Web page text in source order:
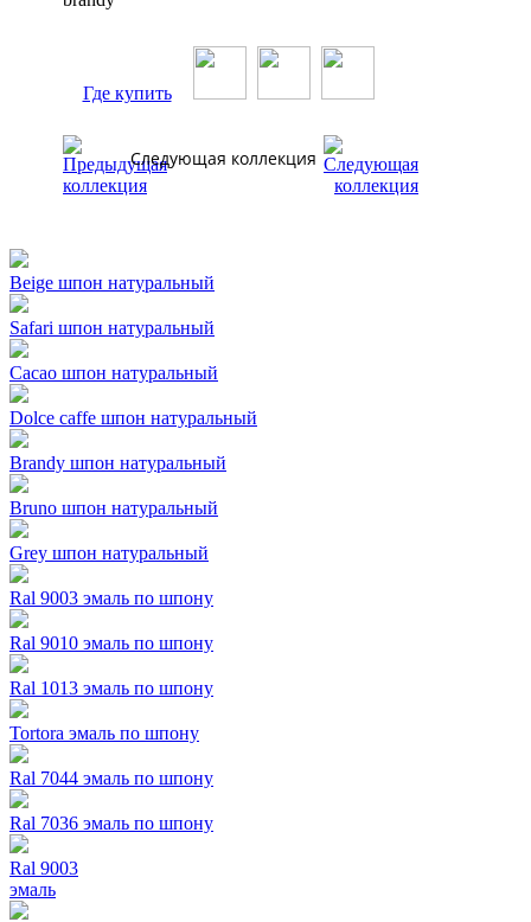
Где купить
Следующая коллекция
Beige шпон натуральный
Safari шпон натуральный
Cacao шпон натуральный
Dolce caffe шпон натуральный
Brandy шпон натуральный
Bruno шпон натуральный
Grey шпон натуральный
Ral 9003 эмаль по шпону
Ral 9010 эмаль по шпону
Ral 1013 эмаль по шпону
Tortora эмаль по шпону
Ral 7044 эмаль по шпону
Ral 7036 эмаль по шпону
Ral 9003
эмаль